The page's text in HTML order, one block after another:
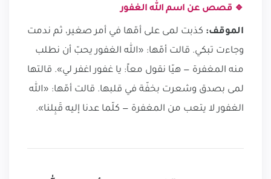
🔹 قصص عن اسم الله الغفور
الموقف: كذبت لمى على أمّها في أمر صغير، ثم ندمت
وجاءت تبكي. قالت أمّها: «الله الغفور يحبّ أن نطلب
منه المغفرة — هيّا نقول معاً: يا غفور اغفر لي». قالتها
لمى بصدق وشعرت بخفّة في قلبها. قالت أمّها: «الله
الغفور لا يتعب من المغفرة — كلّما عدنا إليه قَبِلنا».